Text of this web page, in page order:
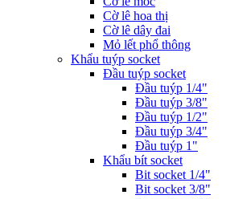
Cờ lê hoa thị
Cờ lê dây đai
Mỏ lết phổ thông
Khẩu tuýp socket
Đầu tuýp socket
Đầu tuýp 1/4"
Đầu tuýp 3/8"
Đầu tuýp 1/2"
Đầu tuýp 3/4"
Đầu tuýp 1"
Khẩu bít socket
Bit socket 1/4"
Bit socket 3/8"